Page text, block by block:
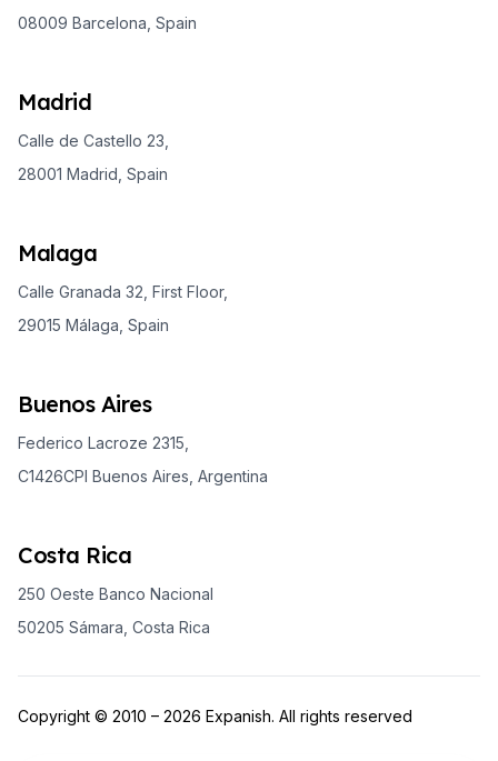
08009 Barcelona, Spain
Madrid
Calle de Castello 23,
28001 Madrid, Spain
Malaga
Calle Granada 32, First Floor,
29015 Málaga, Spain
Buenos Aires
Federico Lacroze 2315,
C1426CPI Buenos Aires, Argentina
Costa Rica
250 Oeste Banco Nacional
50205 Sámara, Costa Rica
Copyright © 2010 – 2026 Expanish. All rights reserved